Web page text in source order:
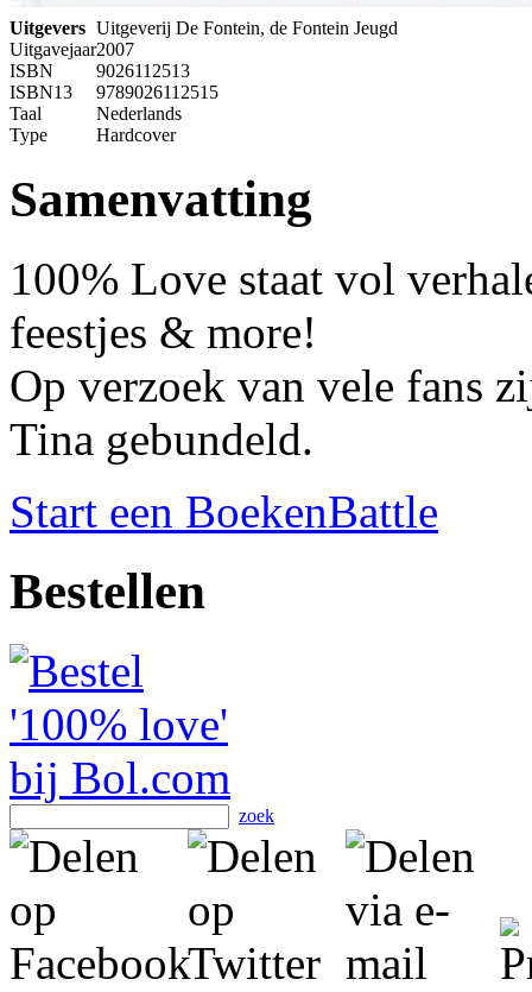
Uitgevers Uitgeverij De Fontein, de Fontein Jeugd
Uitgavejaar2007
ISBN
9026112513
ISBN13
9789026112515
Taal
Nederlands
Type
Hardcover
Samenvatting
100% Love staat vol
feestjes & more!
Op verzoek van vele fans
Tina gebundeld.
Start een BoekenBattle
Bestellen
zoek